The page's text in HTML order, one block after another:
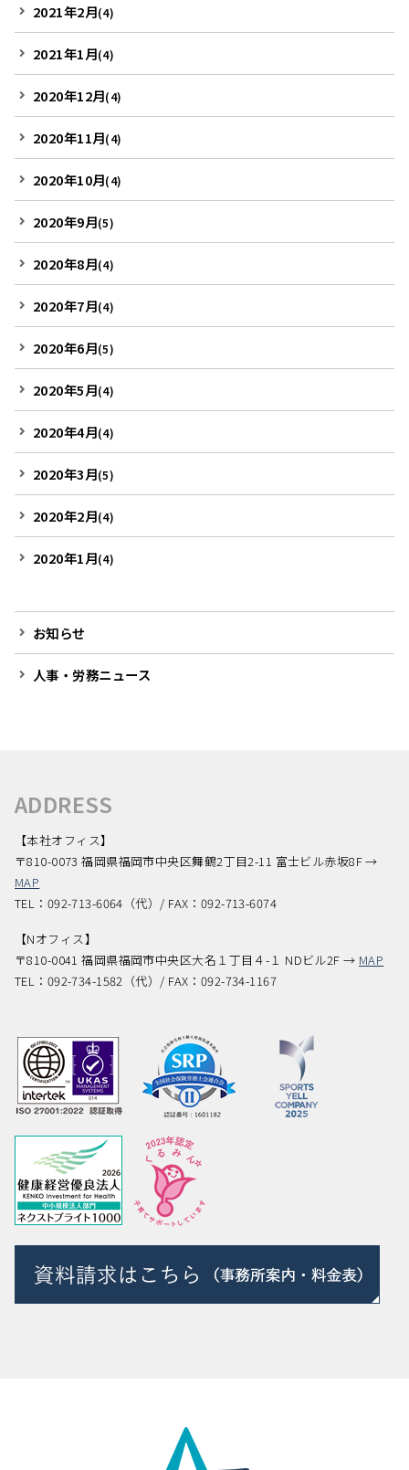
2021年2月(4)
2021年1月(4)
2020年12月(4)
2020年11月(4)
2020年10月(4)
2020年9月(5)
2020年8月(4)
2020年7月(4)
2020年6月(5)
2020年5月(4)
2020年4月(4)
2020年3月(5)
2020年2月(4)
2020年1月(4)
お知らせ
人事・労務ニュース
ADDRESS
【本社オフィス】
〒810-0073 福岡県福岡市中央区舞鶴2丁目2-11 富士ビル赤坂8F →
MAP
TEL：092-713-6064（代）/ FAX：092-713-6074
【Nオフィス】
〒810-0041 福岡県福岡市中央区大名１丁目４-１ NDビル2F → MAP
TEL：092-734-1582（代）/ FAX：092-734-1167